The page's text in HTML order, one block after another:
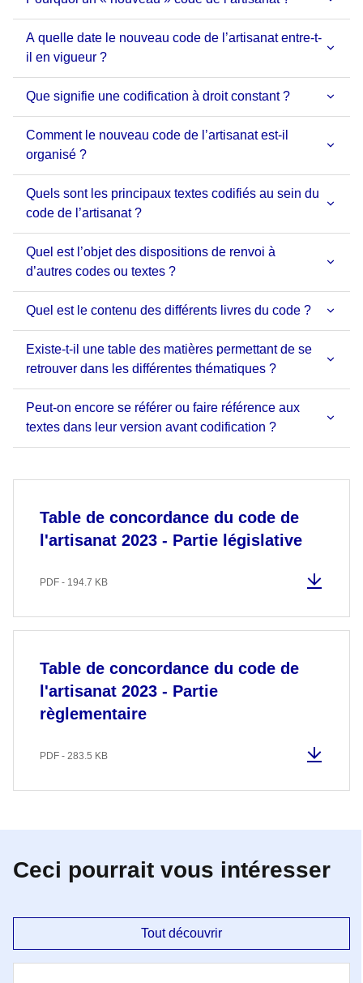
A quelle date le nouveau code de l’artisanat entre-t-
il en vigueur ?
Que signifie une codification à droit constant ?
Comment le nouveau code de l’artisanat est-il
organisé ?
Quels sont les principaux textes codifiés au sein du
code de l’artisanat ?
Quel est l’objet des dispositions de renvoi à
d’autres codes ou textes ?
Quel est le contenu des différents livres du code ?
Existe-t-il une table des matières permettant de se
retrouver dans les différentes thématiques ?
Peut-on encore se référer ou faire référence aux
textes dans leur version avant codification ?
Table de concordance du code de
l'artisanat 2023 - Partie législative
PDF - 194.7 KB
Table de concordance du code de
l'artisanat 2023 - Partie
règlementaire
PDF - 283.5 KB
Ceci pourrait vous intéresser
Tout découvrir